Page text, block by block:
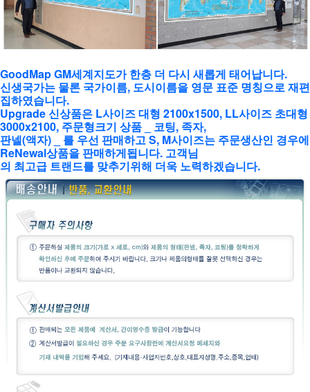
GoodMap GM세계지도가 한층 더 다시 새롭게 태어납니다.
신생국가는 물론 국가이름, 도시이름을 영문 표준 명칭으로 재편
집하였습니다.
Upgrade 신상품은 L사이즈 대형 2100x1500, LL사이즈 초대형
3000x2100, 주문형크기 상품 _ 코팅, 족자,
판넬(액자) _ 를 우선 판매하고 S, M사이즈는 주문생산인 경우에
ReNewal상품을 판매하게됩니다. 고객님
의 최고급 트랜드를 맞추기위해 더욱 노력하겠습니다.